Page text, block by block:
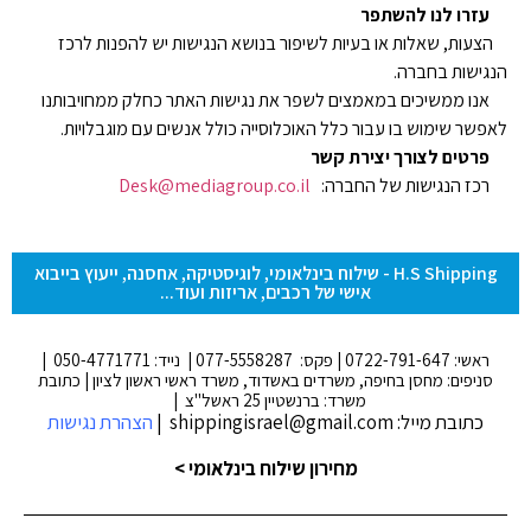
עזרו לנו להשתפר
הצעות, שאלות או בעיות לשיפור בנושא הנגישות יש להפנות לרכז
הנגישות בחברה.
אנו ממשיכים במאמצים לשפר את נגישות האתר כחלק ממחויבותנו
לאפשר שימוש בו עבור כלל האוכלוסייה כולל אנשים עם מוגבלויות.
פרטים לצורך יצירת קשר
רכז הנגישות של החברה: Desk@mediagroup.co.il
H.S Shipping - שילוח בינלאומי, לוגיסטיקה, אחסנה, ייעוץ בייבוא
אישי של רכבים, אריזות ועוד...
סניפים: מחסן בחיפה, משרדים באשדוד, משרד ראשי ראשון לציון | כתובת
משרד: ברנשטיין 25 ראשל"צ |
כתובת מייל: shippingisrael@gmail.com |
הצהרת נגישות
מחירון שילוח בינלאומי >